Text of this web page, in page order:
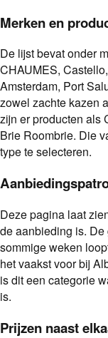
Merken en
De lijst bevat onder
CHAUMES,
Amsterdam, Port
zowel zachte kazen
zijn er producten als
Brie Roombrie. Die
type te selecteren.
Deze pagina laat
de aanbieding is.
sommige weken
het vaakst voor bij
is dit een categorie
is.
Prijzen naast